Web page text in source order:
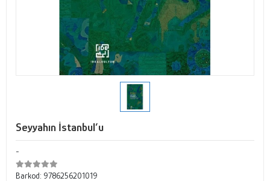
Seyyahın İstanbul’u
-
Barkod: 9786256201019